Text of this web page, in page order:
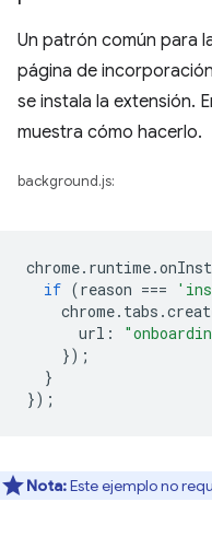
Un patrón común para
página de
se instala la extensión.
muestra cómo hacerlo.
background.js:
chrome. runtime.
if (reason ===
chrome. tabs .
url :
});
}
});
Nota:Este ejemplo no